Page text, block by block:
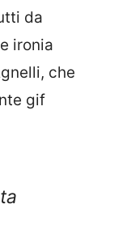
da
ironia
che
gif